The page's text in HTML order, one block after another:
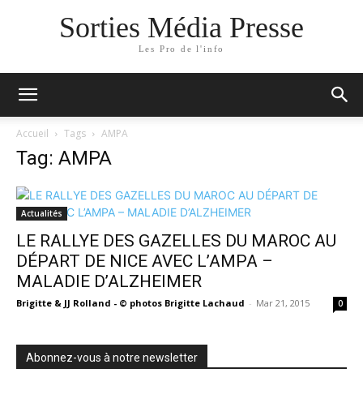
Sorties Média Presse
Les Pro de l'info
Accueil Tags AMPA
Tag: AMPA
Actualités
LE RALLYE DES GAZELLES DU MAROC AU
DÉPART DE NICE AVEC L’AMPA –
MALADIE D’ALZHEIMER
Brigitte & JJ Rolland - © photos Brigitte Lachaud - Mar 21, 2015 0
Abonnez-vous à notre newsletter